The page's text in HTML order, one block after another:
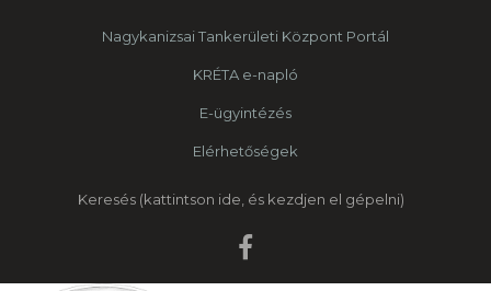
Nagykanizsai Tankerületi Központ Portál
KRÉTA e-napló
E-ügyintézés
Elérhetőségek
Keresés